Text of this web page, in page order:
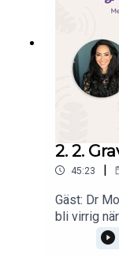
2. 2.
45:23 |
Gäst: Dr
bli virrig
fel och hur
dimmig?